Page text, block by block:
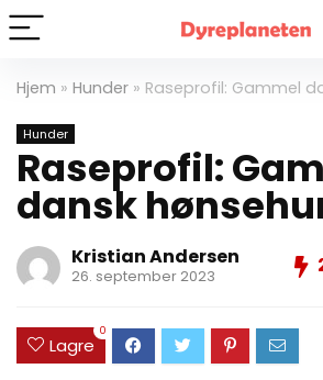
Hjem » Hunder » Raseprofil: Gammel
Hunder
Raseprofil:
dansk
Kristian Andersen
26. september 2023
Lagre
0